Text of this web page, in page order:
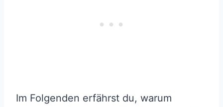
Im Folgenden erfährst du, warum